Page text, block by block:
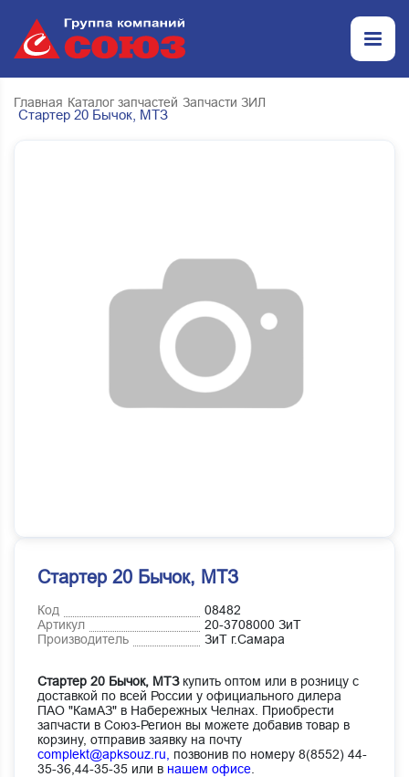
Главная Каталог запчастей Запчасти ЗИЛ
Стартер 20 Бычок, МТЗ
Стартер 20 Бычок, МТЗ
Код
08482
Артикул
20-3708000 ЗиТ
Производитель
ЗиТ г.Самара
Стартер 20 Бычок, МТЗкупить оптом или в розницу с
доставкой по всей России у официального дилера
ПАО "КамАЗ" в Набережных Челнах. Приобрести
запчасти в Союз-Регион вы можете добавив товар в
корзину, отправив заявку на почту
complekt@apksouz.ru,
позвонив по номеру 8(8552) 44-
35-36,44-35-35 или в нашем офисе